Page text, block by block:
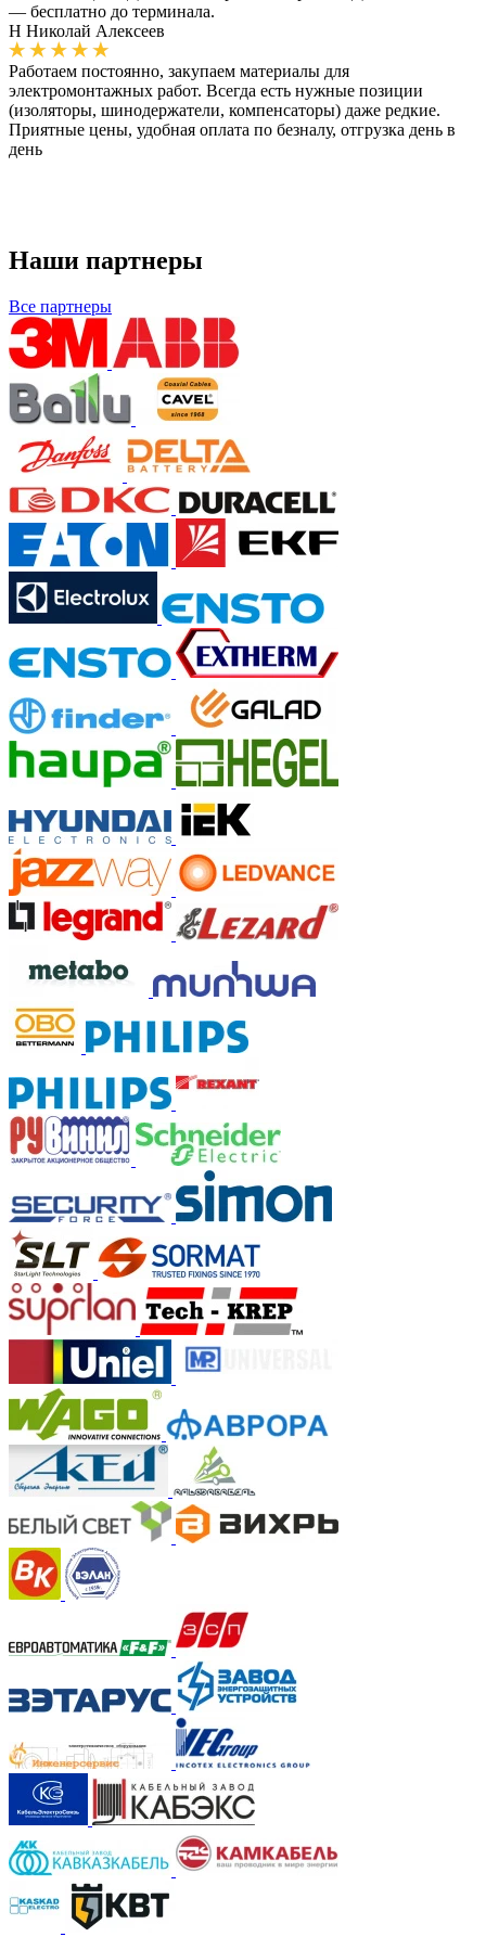
— бесплатно до терминала.
Н Николай Алексеев
Работаем постоянно, закупаем материалы для
электромонтажных работ. Всегда есть нужные позиции
(изоляторы, шинодержатели, компенсаторы) даже редкие.
Приятные цены, удобная оплата по безналу, отгрузка день в
день
Наши партнеры
Все партнеры